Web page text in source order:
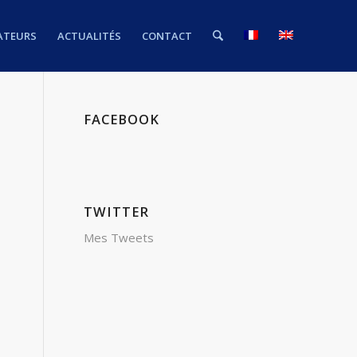
ACTUALITÉS CONTACT
FACEBOOK
TWITTER
Mes Tweets